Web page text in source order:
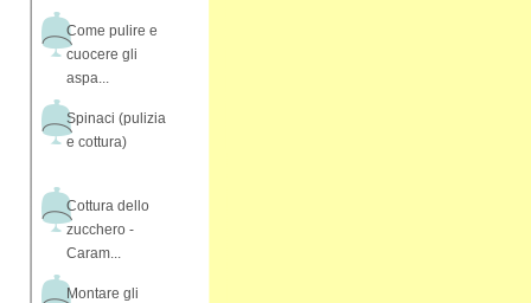
Come pulire e
cuocere gli
aspa...
Spinaci (pulizia
e cottura)
Cottura dello
zucchero -
Caram...
Montare gli